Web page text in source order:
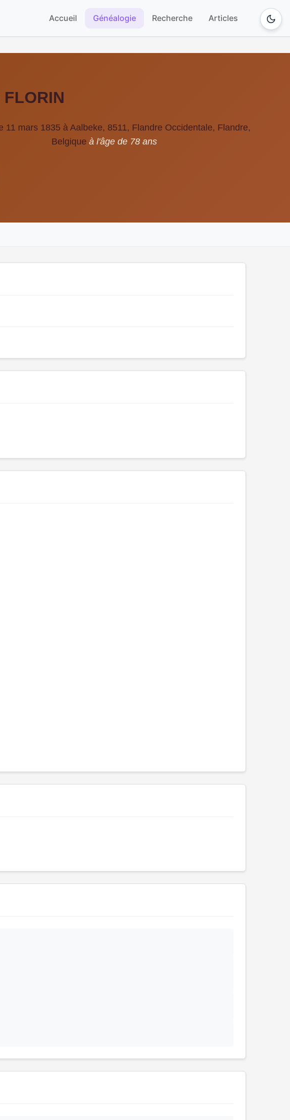
Accueil Généalogie Recherche Articles
11 mars 1835 à Aalbeke, 8511, Flandre Occidentale, Flandre,
Belgique à l'âge de 78 ans